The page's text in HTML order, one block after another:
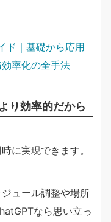
ド｜基礎から応用
率化の全手法
り効率的だから
に実現できます。
ュール調整や場所
なら思い立っ